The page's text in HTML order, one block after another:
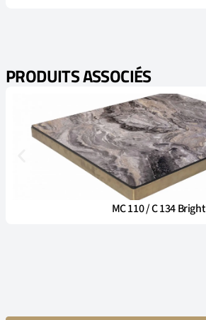
PRODUITS ASSOCIÉS
MC 110 / C 134 Bright